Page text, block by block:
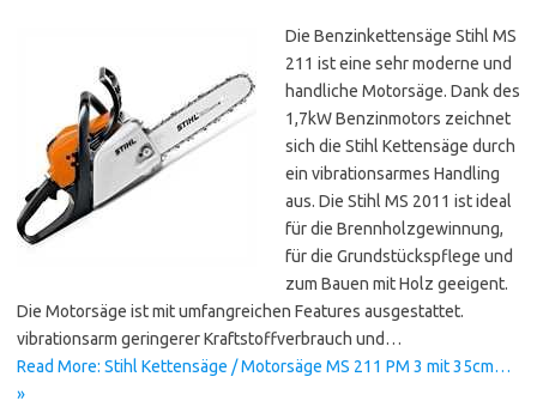
Die Benzinkettensäge Stihl MS
211 ist eine sehr moderne und
handliche Motorsäge. Dank des
1,7kW Benzinmotors zeichnet
sich die Stihl Kettensäge durch
ein vibrationsarmes Handling
aus. Die Stihl MS 2011 ist ideal
für die Brennholzgewinnung,
für die Grundstückspflege und
zum Bauen mit Holz geeigent.
Die Motorsäge ist mit umfangreichen Features ausgestattet.
vibrationsarm geringerer Kraftstoffverbrauch und…
Read More: Stihl Kettensäge / Motorsäge MS 211 PM 3 mit 35cm…
»